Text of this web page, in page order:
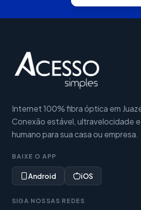
Internet 100% fibra óptica em
Conexão estável, ultravelocidade
humano para sua casa ou empresa.
BAIXE O APP
Android iOS
SIGA NOSSAS REDES